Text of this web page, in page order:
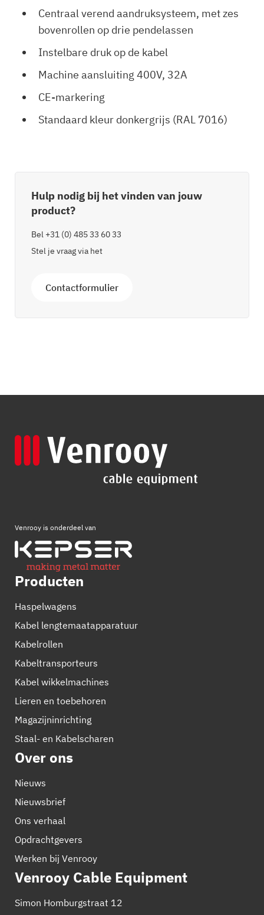
Centraal verend aandruksysteem, met zes
bovenrollen op drie pendelassen
Instelbare druk op de kabel
Machine aansluiting 400V, 32A
CE-markering
Standaard kleur donkergrijs (RAL 7016)
Hulp nodig bij het vinden van jouw
product?
Bel +31 (0) 485 33 60 33
Stel je vraag via het
Contactformulier
Venrooy is onderdeel van
Producten
Haspelwagens
Kabel lengtemaatapparatuur
Kabelrollen
Kabeltransporteurs
Kabel wikkelmachines
Lieren en toebehoren
Magazijninrichting
Staal- en Kabelscharen
Over ons
Nieuws
Nieuwsbrief
Ons verhaal
Opdrachtgevers
Werken bij Venrooy
Venrooy Cable Equipment
Simon Homburgstraat 12